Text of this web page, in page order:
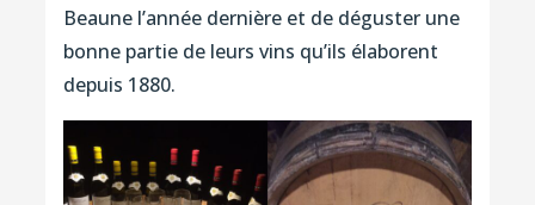
Beaune l’année dernière et de déguster une
bonne partie de leurs vins qu’ils élaborent
depuis 1880.